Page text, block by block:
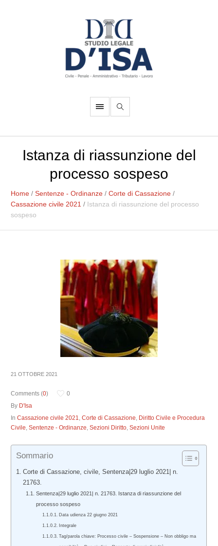
Istanza di riassunzione del
processo sospeso
Home /Sentenze - Ordinanze /Corte di Cassazione /
Cassazione civile 2021 / Istanza di riassunzione del processo
sospeso
21 OTTOBRE 2021
Comments (0)
0
By D'Isa
InCassazione civile 2021,Corte di Cassazione, Diritto Civile e Procedura
Civile,Sentenze - Ordinanze,Sezioni Diritto,Sezioni Unite
Sommario
Corte di Cassazione, civile, Sentenza|29 luglio 2021| n.
21763.
Sentenza|29 luglio 2021| n. 21763. Istanza di riassunzione del
processo sospeso
Data udienza 22 giugno 2021
Integrale
Tag/parola chiave: Processo civile – Sospensione – Non obbligo ma